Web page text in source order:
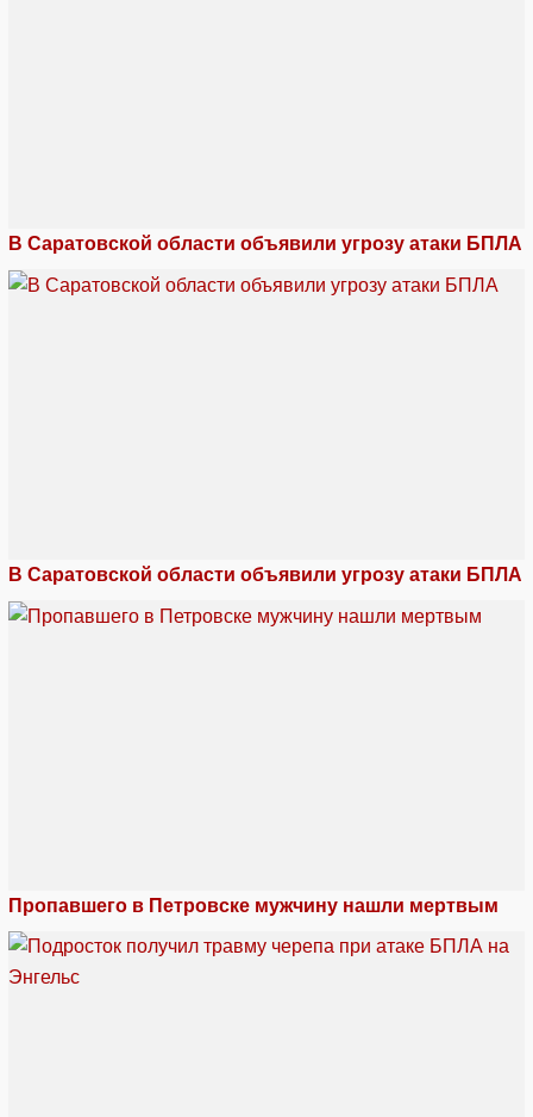
В Саратовской области объявили угрозу атаки БПЛА
В Саратовской области объявили угрозу атаки БПЛА
Пропавшего в Петровске мужчину нашли мертвым